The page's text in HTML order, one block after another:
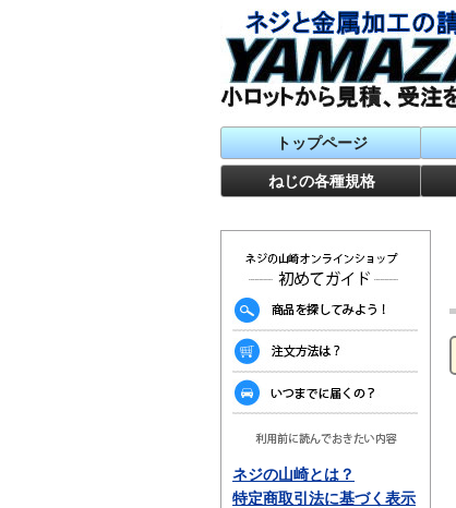
トップページ
ねじの各種規格
ネジの山崎とは？
特定商取引法に基づく表示